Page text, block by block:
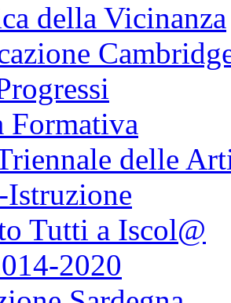
della Vicinanza
Formativa
delle
Tutti a Iscol@
2020